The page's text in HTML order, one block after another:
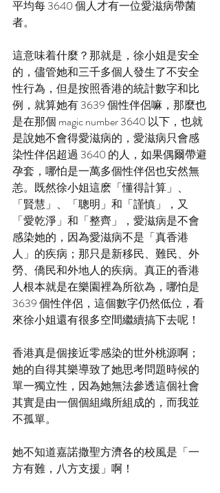
平均每 3640 個人才有一位愛滋病帶菌
者。
這意味着什麼？那就是，徐小姐是安全
的，儘管她和三千多個人發生了不安全
性行為，但是按照香港的統計數字和比
例，就算她有 3639 個性伴侶嘛，那麼也
是在那個 magic number 3640 以下，也就
是說她不會得愛滋病的，愛滋病只會感
染性伴侶超過 3640 的人，如果偶爾帶避
孕套，哪怕是一萬多個性伴侶也安然無
恙。既然徐小姐這麽「懂得計算」、
「賢慧」、「聰明」和「謹慎」，又
「愛乾淨」和「整齊」，愛滋病是不會
感染她的，因為愛滋病不是「真香港
人」的疾病；那只是新移民、難民、外
勞、僑民和外地人的疾病。真正的香港
人根本就是在樂園裡為所欲為，哪怕是
3639 個性伴侶，這個數字仍然低位，看
來徐小姐還有很多空間繼續搞下去呢！
香港真是個接近零感染的世外桃源啊；
她的自得其樂導致了她思考問題時候的
單一獨立性，因為她無法參透這個社會
其實是由一個個組織所組成的，而我並
不孤單。
她不知道嘉諾撒聖方濟各的校風是「一
方有難，八方支援」啊！